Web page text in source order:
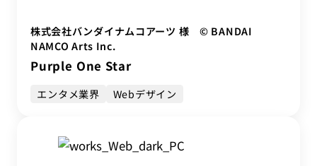
株式会社バンダイナムコアーツ 様 © BANDAI
NAMCO Arts Inc.
Purple One Star
エンタメ業界 Webデザイン